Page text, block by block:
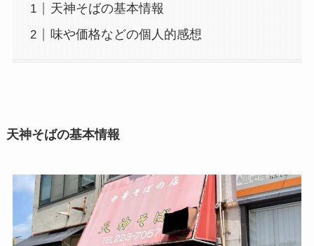
天神そばの基本情報
味や価格などの個人的感想
天神そばの基本情報